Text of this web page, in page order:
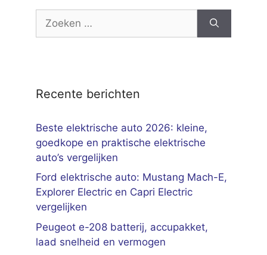
naar:
Recente berichten
Beste elektrische auto 2026: kleine,
goedkope en praktische elektrische
auto’s vergelijken
Ford elektrische auto: Mustang Mach-E,
Explorer Electric en Capri Electric
vergelijken
Peugeot e-208 batterij, accupakket,
laad snelheid en vermogen